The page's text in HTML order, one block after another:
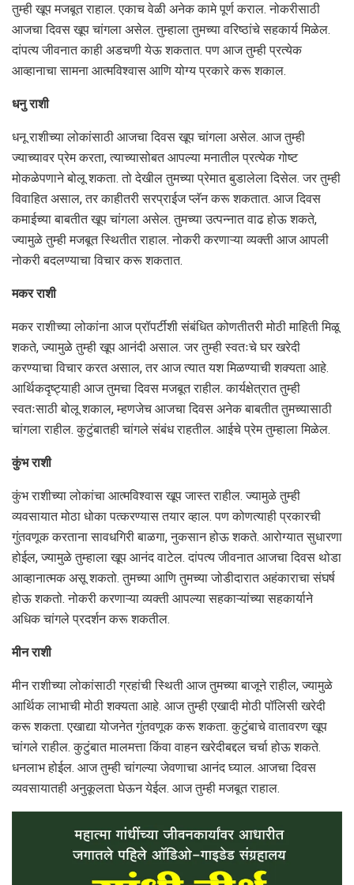
तुम्ही खूप मजबूत राहाल. एकाच वेळी अनेक कामे पूर्ण कराल. नोकरीसाठी
आजचा दिवस खूप चांगला असेल. तुम्हाला तुमच्या वरिष्ठांचे सहकार्य मिळेल.
दांपत्य जीवनात काही अडचणी येऊ शकतात. पण आज तुम्ही प्रत्येक
आव्हानाचा सामना आत्मविश्वास आणि योग्य प्रकारे करू शकाल.
धनु राशी
धनू राशीच्या लोकांसाठी आजचा दिवस खूप चांगला असेल. आज तुम्ही
ज्याच्यावर प्रेम करता, त्याच्यासोबत आपल्या मनातील प्रत्येक गोष्ट
मोकळेपणाने बोलू शकता. तो देखील तुमच्या प्रेमात बुडालेला दिसेल. जर तुम्ही
विवाहित असाल, तर काहीतरी सरप्राईज प्लॅन करू शकतात. आज दिवस
कमाईच्या बाबतीत खूप चांगला असेल. तुमच्या उत्पन्नात वाढ होऊ शकते,
ज्यामुळे तुम्ही मजबूत स्थितीत राहाल. नोकरी करणाऱ्या व्यक्ती आज आपली
नोकरी बदलण्याचा विचार करू शकतात.
मकर राशी
मकर राशीच्या लोकांना आज प्रॉपर्टीशी संबंधित कोणतीतरी मोठी माहिती मिळू
शकते, ज्यामुळे तुम्ही खूप आनंदी असाल. जर तुम्ही स्वतःचे घर खरेदी
करण्याचा विचार करत असाल, तर आज त्यात यश मिळण्याची शक्यता आहे.
आर्थिकदृष्ट्याही आज तुमचा दिवस मजबूत राहील. कार्यक्षेत्रात तुम्ही
स्वतःसाठी बोलू शकाल, म्हणजेच आजचा दिवस अनेक बाबतीत तुमच्यासाठी
चांगला राहील. कुटुंबातही चांगले संबंध राहतील. आईचे प्रेम तुम्हाला मिळेल.
कुंभ राशी
कुंभ राशीच्या लोकांचा आत्मविश्वास खूप जास्त राहील. ज्यामुळे तुम्ही
व्यवसायात मोठा धोका पत्करण्यास तयार व्हाल. पण कोणत्याही प्रकारची
गुंतवणूक करताना सावधगिरी बाळगा, नुकसान होऊ शकते. आरोग्यात सुधारणा
होईल, ज्यामुळे तुम्हाला खूप आनंद वाटेल. दांपत्य जीवनात आजचा दिवस थोडा
आव्हानात्मक असू शकतो. तुमच्या आणि तुमच्या जोडीदारात अहंकाराचा संघर्ष
होऊ शकतो. नोकरी करणाऱ्या व्यक्ती आपल्या सहकाऱ्यांच्या सहकार्याने
अधिक चांगले प्रदर्शन करू शकतील.
मीन राशी
मीन राशीच्या लोकांसाठी ग्रहांची स्थिती आज तुमच्या बाजूने राहील, ज्यामुळे
आर्थिक लाभाची मोठी शक्यता आहे. आज तुम्ही एखादी मोठी पॉलिसी खरेदी
करू शकता. एखाद्या योजनेत गुंतवणूक करू शकता. कुटुंबाचे वातावरण खूप
चांगले राहील. कुटुंबात मालमत्ता किंवा वाहन खरेदीबद्दल चर्चा होऊ शकते.
धनलाभ होईल. आज तुम्ही चांगल्या जेवणाचा आनंद घ्याल. आजचा दिवस
व्यवसायातही अनुकूलता घेऊन येईल. आज तुम्ही मजबूत राहाल.